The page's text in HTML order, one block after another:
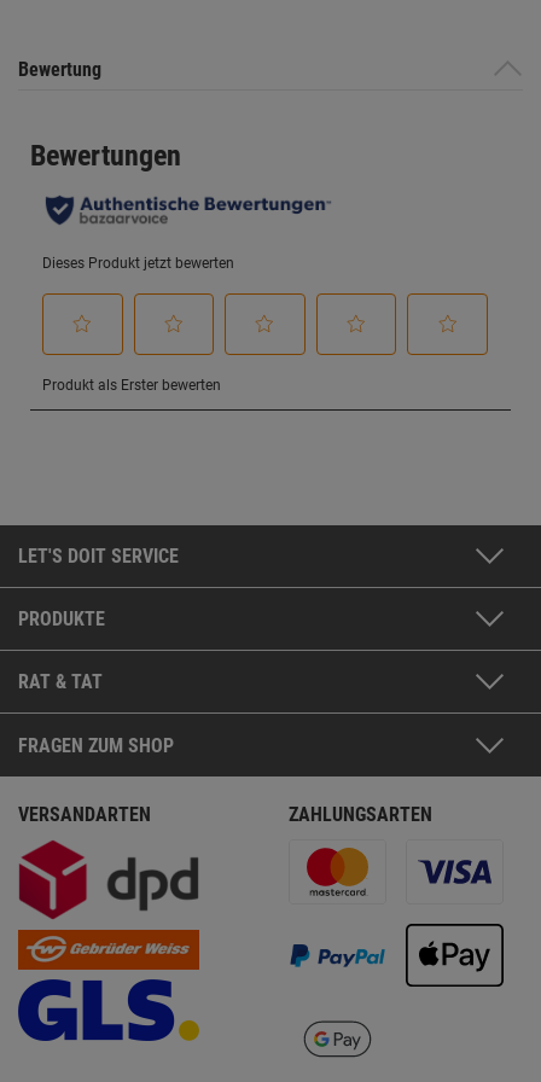
Bewertung
LET'S DOIT SERVICE
PRODUKTE
RAT & TAT
FRAGEN ZUM SHOP
VERSANDARTEN ZAHLUNGSARTEN